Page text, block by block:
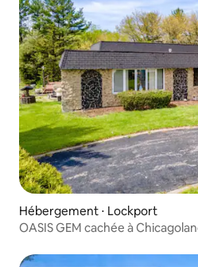
Hébergement ⋅ Lockport
OASIS GEM cachée à